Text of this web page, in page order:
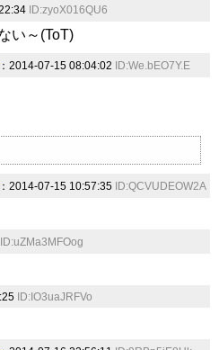
ID:zyoX016QU6
い～(ToT)
：2014-07-15 08:04:02 ID:We.bEO7Y.E
：2014-07-15 10:57:35 ID:QCVUDEOW2A
ID:uZMa3MFOog
ID:IO3uaJRFVo